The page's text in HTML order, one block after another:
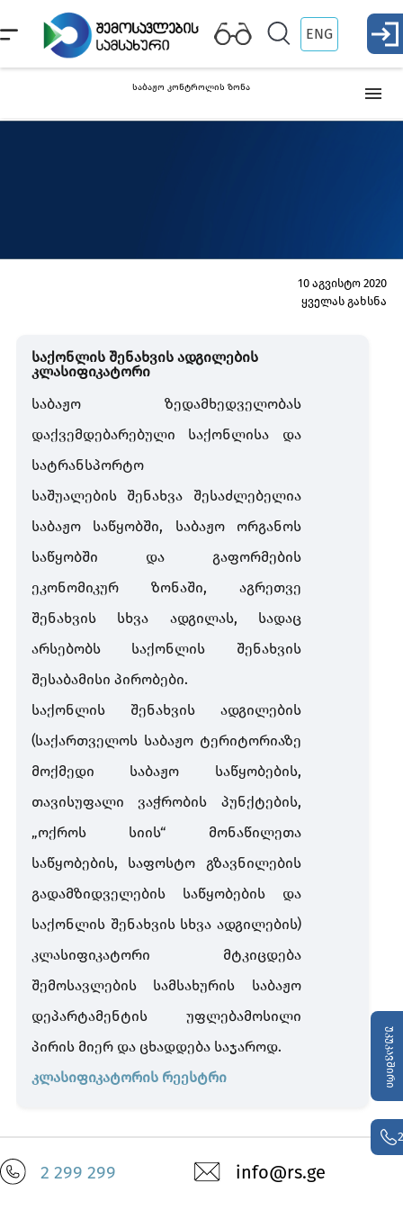
ENG
უკუკავშირი
საბაჟო კონტროლის ზონა
თავისუფალი ვაჭრობის პუნქტი
10 აგვისტო 2020
ყველას გახსნა
საქონლის შენახვის ადგილების
კლასიფიკატორი
საბაჟო ზედამხედველობას
დაქვემდებარებული საქონლისა და
სატრანსპორტო
საშუალების შენახვა შესაძლებელია
საბაჟო საწყობში, საბაჟო ორგანოს
საწყობში და გაფორმების
ეკონომიკურ ზონაში, აგრეთვე
შენახვის სხვა ადგილას, სადაც
არსებობს საქონლის შენახვის
შესაბამისი პირობები.
საქონლის შენახვის ადგილების
(საქართველოს საბაჟო ტერიტორიაზე
მოქმედი საბაჟო საწყობების,
თავისუფალი ვაჭრობის პუნქტების,
„ოქროს სიის“ მონაწილეთა
საწყობების, საფოსტო გზავნილების
გადამზიდველების საწყობების და
საქონლის შენახვის სხვა ადგილების)
კლასიფიკატორი მტკიცდება
შემოსავლების სამსახურის საბაჟო
დეპარტამენტის უფლებამოსილი
პირის მიერ და ცხადდება საჯაროდ.
კლასიფიკატორის რეესტრი
info@rs.ge
2 299 299